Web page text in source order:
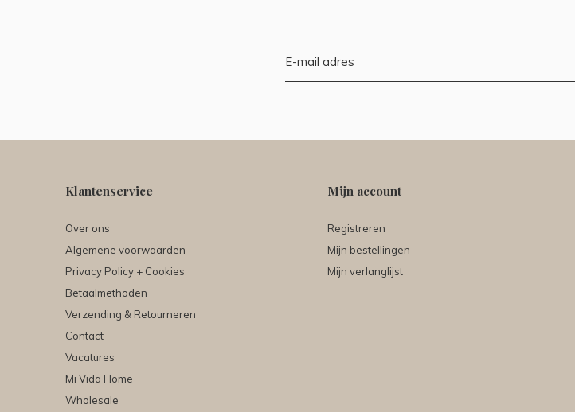
Klantenservice
Over ons
Algemene voorwaarden
Privacy Policy + Cookies
Betaalmethoden
Verzending & Retourneren
Contact
Vacatures
Mi Vida Home
Wholesale
Mijn account
Registreren
Mijn bestellingen
Mijn verlanglijst